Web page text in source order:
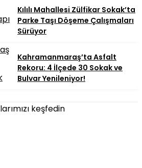
Kılılı Mahallesi Zülfikar Sokak’ta
Parke Taşı Döşeme Çalışmaları
Sürüyor
Kahramanmaraş’ta Asfalt
Rekoru: 4 İlçede 30 Sokak ve
Bulvar Yenileniyor!
keşfedin